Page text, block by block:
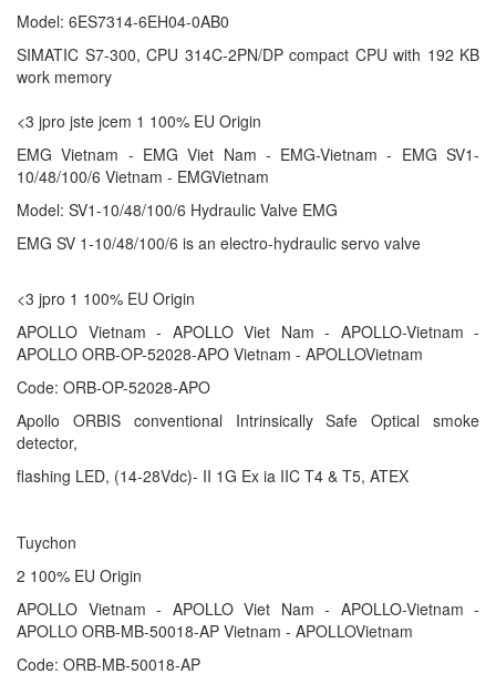
Model: 6ES7314-6EH04-0AB0
SIMATIC S7-300, CPU 314C-2PN/DP compact CPU with 192 KB
work memory
<3 jpro jste jcem 1 100% EU Origin
EMG Vietnam - EMG Viet Nam - EMG-Vietnam - EMG SV1-
10/48/100/6 Vietnam - EMGVietnam
Model: SV1-10/48/100/6 Hydraulic Valve EMG
EMG SV 1-10/48/100/6 is an electro-hydraulic servo valve
<3 jpro 1 100% EU Origin
APOLLO Vietnam - APOLLO Viet Nam - APOLLO-Vietnam -
APOLLO ORB-OP-52028-APO Vietnam - APOLLOVietnam
Code: ORB-OP-52028-APO
Apollo ORBIS conventional Intrinsically Safe Optical smoke
detector,
flashing LED, (14-28Vdc)- II 1G Ex ia IIC T4 & T5, ATEX
Tuychon
2 100% EU Origin
APOLLO Vietnam - APOLLO Viet Nam - APOLLO-Vietnam -
APOLLO ORB-MB-50018-AP Vietnam - APOLLOVietnam
Code: ORB-MB-50018-AP